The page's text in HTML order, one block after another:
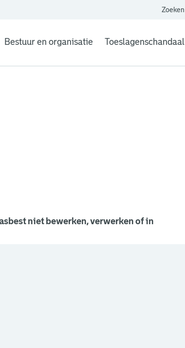
Zoeken
Bestuur en organisatie Toeslagenschandaal
niet bewerken, verwerken of in